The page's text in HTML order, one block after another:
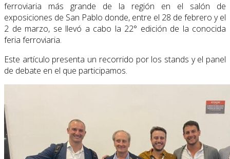
ferroviaria más grande de la región en el salón de
exposiciones de San Pablo donde, entre el 28 de febrero y el
2 de marzo, se llevó a cabo la 22° edición de la conocida
feria ferroviaria.
Este artículo presenta un recorrido por los stands y el panel
de debate en el que participamos.